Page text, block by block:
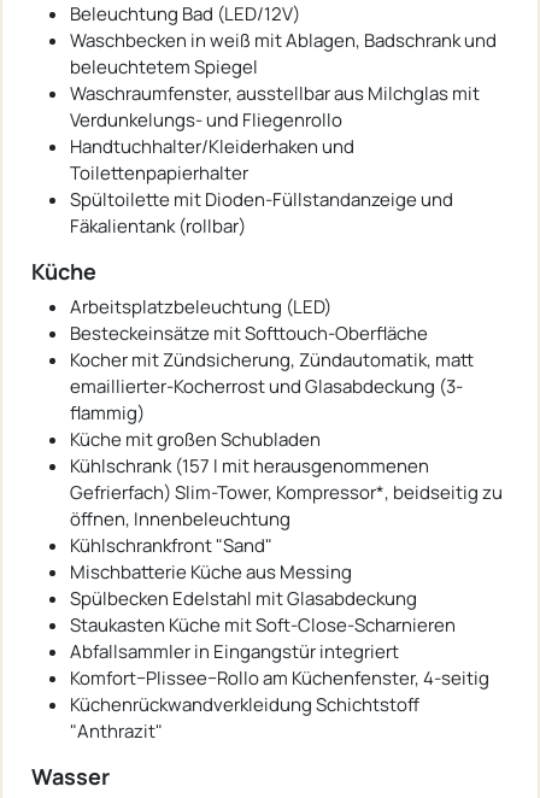
Beleuchtung Bad (LED/12V)
Waschbecken in weiß mit Ablagen, Badschrank und
beleuchtetem Spiegel
Waschraumfenster, ausstellbar aus Milchglas mit
Verdunkelungs- und Fliegenrollo
Handtuchhalter/Kleiderhaken und
Toilettenpapierhalter
Spültoilette mit Dioden-Füllstandanzeige und
Fäkalientank (rollbar)
Küche
Arbeitsplatzbeleuchtung (LED)
Besteckeinsätze mit Softtouch-Oberfläche
Kocher mit Zündsicherung, Zündautomatik, matt
emaillierter-Kocherrost und Glasabdeckung (3-
flammig)
Küche mit großen Schubladen
Kühlschrank (157 l mit herausgenommenen
Gefrierfach) Slim-Tower, Kompressor*, beidseitig zu
öffnen, Innenbeleuchtung
Kühlschrankfront "Sand"
Mischbatterie Küche aus Messing
Spülbecken Edelstahl mit Glasabdeckung
Staukasten Küche mit Soft-Close-Scharnieren
Abfallsammler in Eingangstür integriert
Komfort−Plissee−Rollo am Küchenfenster, 4-seitig
Küchenrückwandverkleidung Schichtstoff
"Anthrazit"
Wasser